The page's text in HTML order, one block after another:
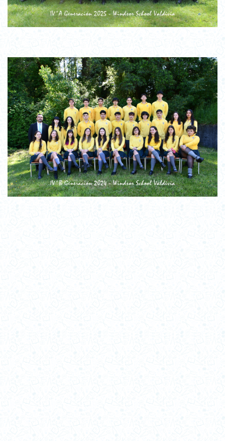
IV Medio A – 2025
4 MEDIO A 2024
4 MEDIO B 2023
4 MEDIO A 2023
2017-b
2017-a
2016-b
2016-a
2015-b